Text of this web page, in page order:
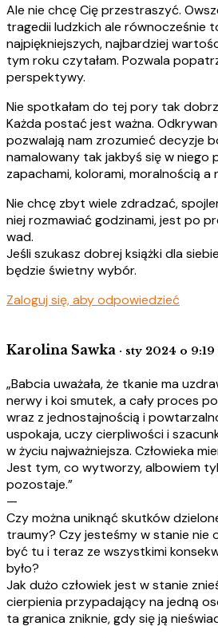
Ale nie chcę Cię przestraszyć.
tragedii ludzkich ale równocześnie
najpiękniejszych, najbardziej
tym roku czytałam. Pozwala
perspektywy.
Nie spotkałam do tej pory tak
Każda postać jest ważna.
pozwalają nam zrozumieć decyzje
namalowany tak jakbyś się w niego
zapachami, kolorami, moralnością a
Nie chcę zbyt wiele zdradzać,
niej rozmawiać godzinami, jest po
wad.
Jeśli szukasz dobrej książki dla
będzie świetny wybór.
Zaloguj się, aby odpowiedzieć
Karolina Sawka · sty 2024 o 9:19
„Babcia uważała, że tkanie ma
nerwy i koi smutek, a cały proces
wraz z jednostajnością i
uspokaja, uczy cierpliwości i
w życiu najważniejsza. Człowieka
Jest tym, co wytworzy, albowiem
pozostaje.”
—
Czy można uniknąć skutków
traumy? Czy jesteśmy w stanie nie
być tu i teraz ze wszystkimi
było?
Jak dużo człowiek jest w stanie
cierpienia przypadający na jedną
ta granica zniknie, gdy się ją